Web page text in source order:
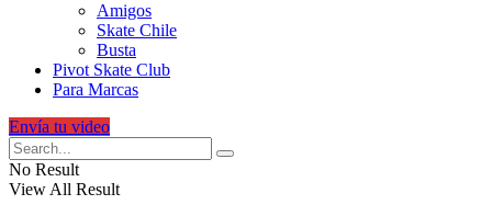
Amigos
Skate Chile
Busta
Pivot Skate Club
Para Marcas
Envía tu video
No Result
View All Result